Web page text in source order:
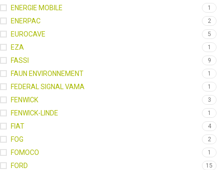
ENERGIE MOBILE 1
ENERPAC 2
EUROCAVE 5
EZA 1
FASSI 9
FAUN ENVIRONNEMENT 1
FEDERAL SIGNAL VAMA 1
FENWICK 3
FENWICK-LINDE 1
FIAT 4
FOG 2
FOMOCO 1
FORD 15